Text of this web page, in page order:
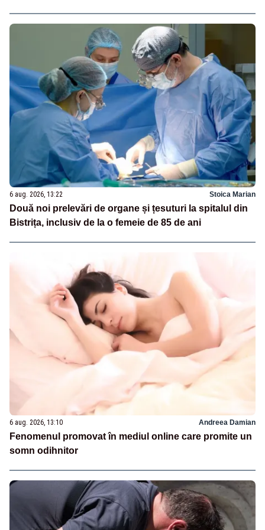
6 aug. 2026, 13:22 Stoica Marian
Două noi prelevări de organe și țesuturi la spitalul din
Bistrița, inclusiv de la o femeie de 85 de ani
6 aug. 2026, 13:10 Andreea Damian
Fenomenul promovat în mediul online care promite un
somn odihnitor